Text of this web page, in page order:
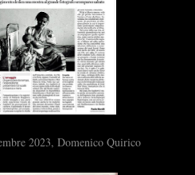
2023, Domenico Quirico